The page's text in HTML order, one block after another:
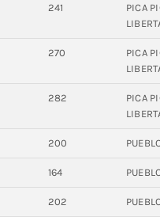
241
PICA
270
PICA
282
PICA
200
164
202